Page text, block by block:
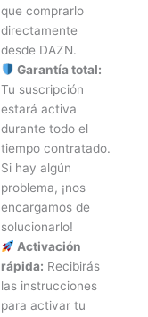
que comprarlo
directamente
desde DAZN.
Garantía total:
Tu suscripción
estará activa
durante todo el
tiempo contratado.
Si hay algún
problema, ¡nos
encargamos de
solucionarlo!
Activación
rápida: Recibirás
las instrucciones
para activar tu